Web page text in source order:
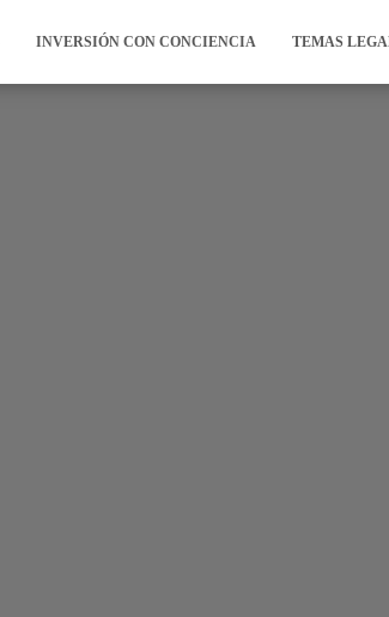
INVERSIÓN CON CONCIENCIA TEMAS